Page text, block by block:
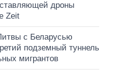
дроны
Zeit
с Беларусью
подземный туннель
мигрантов